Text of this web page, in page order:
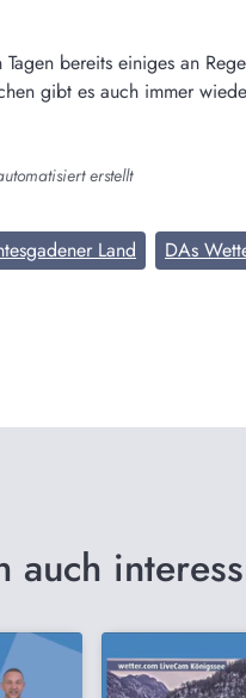
Tagen bereits einiges an
gibt es auch immer
erstellt
Land DAs
auch